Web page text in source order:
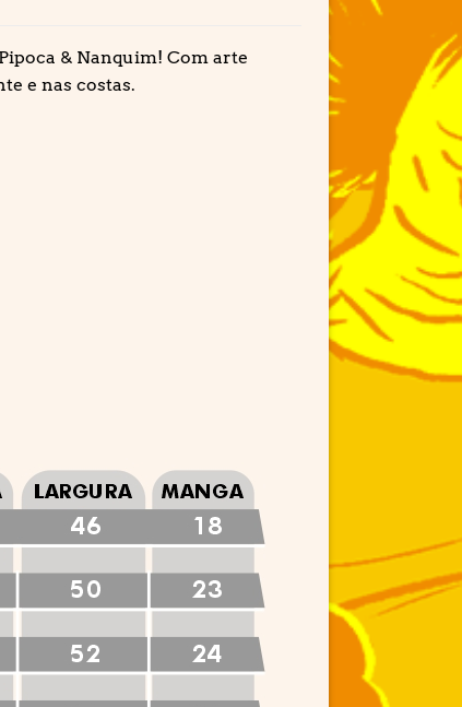
& Nanquim! Com arte
e nas costas.